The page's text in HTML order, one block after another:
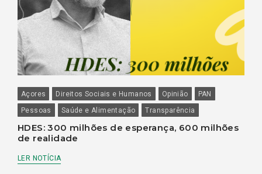
Açores Direitos Sociais e Humanos Opinião
PAN
Pessoas
Saúde e Alimentação Transparência
HDES: 300 milhões de esperança, 600 milhões
de realidade
LER NOTÍCIA